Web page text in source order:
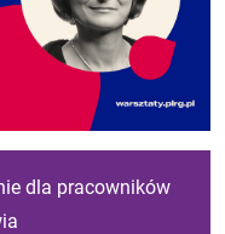
dla pracowników